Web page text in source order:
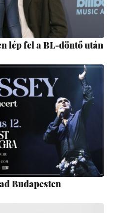
lép fel a BL-döntő után
Budapesten